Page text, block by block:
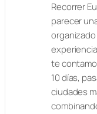
Recorrer
parecer
te
10 días,
ciudades